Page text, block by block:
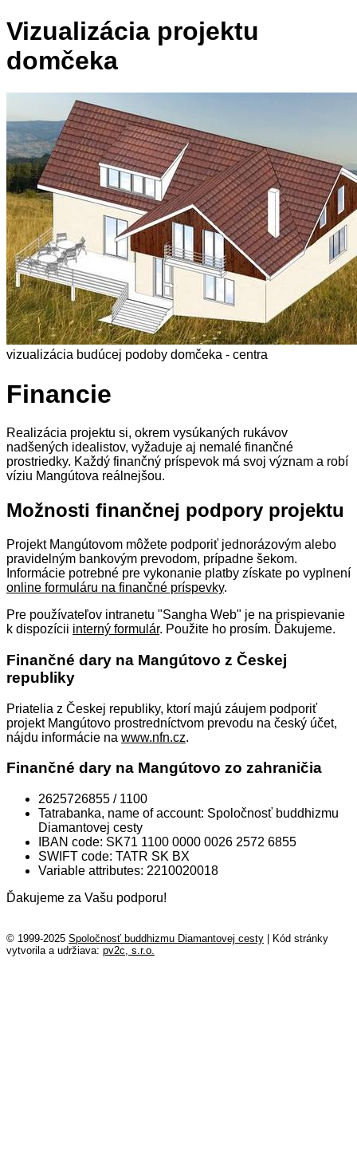
Vizualizácia projektu
domčeka
vizualizácia budúcej podoby domčeka - centra
Financie
Realizácia projektu si, okrem vysúkaných rukávov
nadšených idealistov, vyžaduje aj nemalé finančné
prostriedky. Každý finančný príspevok má svoj význam a robí
víziu Mangútova reálnejšou.
Možnosti finančnej podpory projektu
Projekt Mangútovom môžete podporiť jednorázovým alebo
pravidelným bankovým prevodom, prípadne šekom.
Informácie potrebné pre vykonanie platby získate po vyplnení
online formuláru na finančné príspevky.
Pre používateľov intranetu "Sangha Web" je na prispievanie
k dispozícii interný formulár. Použite ho prosím. Ďakujeme.
Finančné dary na Mangútovo z Českej
republiky
Priatelia z Českej republiky, ktorí majú záujem podporiť
projekt Mangútovo prostredníctvom prevodu na český účet,
nájdu informácie na www.nfn.cz.
Finančné dary na Mangútovo zo zahraničia
2625726855 / 1100
Tatrabanka, name of account: Spoločnosť buddhizmu
Diamantovej cesty
IBAN code: SK71 1100 0000 0026 2572 6855
SWIFT code: TATR SK BX
Variable attributes: 2210020018
Ďakujeme za Vašu podporu!
© 1999-2025 Spoločnosť buddhizmu Diamantovej cesty
Kód stránky
vytvorila a udržiava: pv2c, s.r.o.